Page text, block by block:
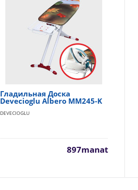
Гладильная Доска
Devecioglu Albero MM245-K
DEVECIOGLU
897manat